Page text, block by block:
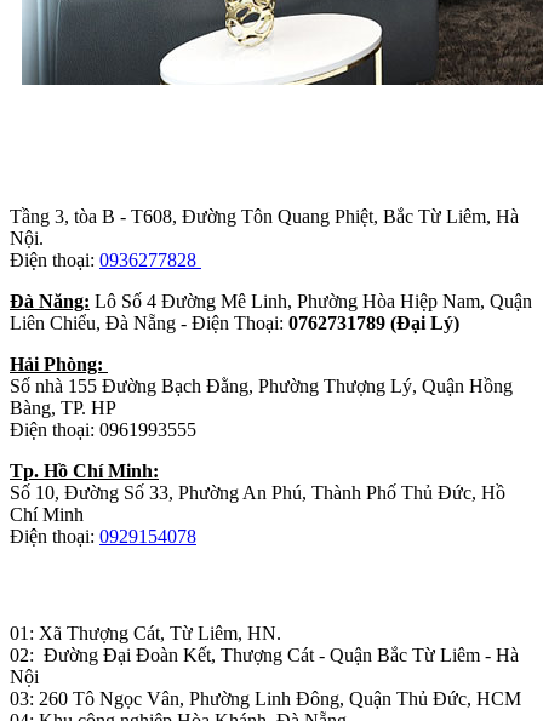
Tầng 3, tòa B - T608, Đường Tôn Quang Phiệt, Bắc Từ Liêm, Hà
Nội.
Điện thoại: 0936277828
Đà Năng: Lô Số 4 Đường Mê Linh, Phường Hòa Hiệp Nam, Quận
Liên Chiểu, Đà Nẵng - Điện Thoại: 0762731789 (Đại Lý)
Hải Phòng:
Số nhà 155 Đường Bạch Đằng, Phường Thượng Lý, Quận Hồng
Bàng, TP. HP
Điện thoại: 0961993555
Tp. Hồ Chí Minh:
Số 10, Đường Số 33, Phường An Phú, Thành Phố Thủ Đức, Hồ
Chí Minh
Điện thoại: 0929154078
01: Xã Thượng Cát, Từ Liêm, HN.
02: Đường Đại Đoàn Kết, Thượng Cát - Quận Bắc Từ Liêm - Hà
Nội
03: 260 Tô Ngọc Vân, Phường Linh Đông, Quận Thủ Đức, HCM